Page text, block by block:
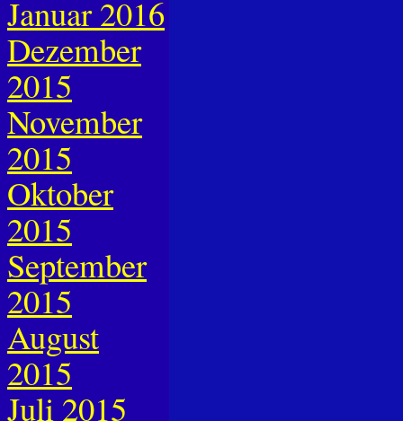
Januar 2016
Dezember
2015
November
2015
Oktober
2015
September
2015
August
2015
Juli 2015